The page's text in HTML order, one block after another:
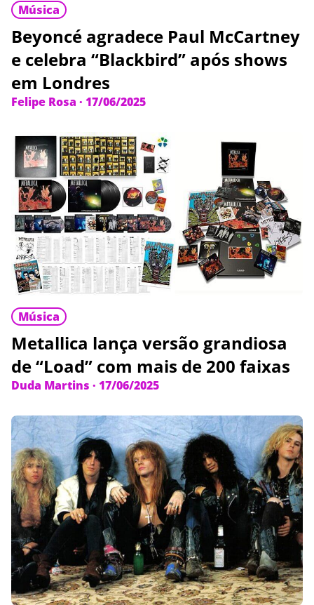
Música
Beyoncé agradece Paul McCartney
e celebra “Blackbird” após shows
em Londres
Felipe Rosa · 17/06/2025
Música
Metallica lança versão grandiosa
de “Load” com mais de 200 faixas
Duda Martins · 17/06/2025